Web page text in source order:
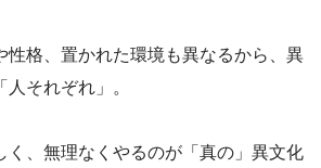
性格、置かれた環境も異なるから、異
それぞれ」。
く、無理なくやるのが「真の」異文化